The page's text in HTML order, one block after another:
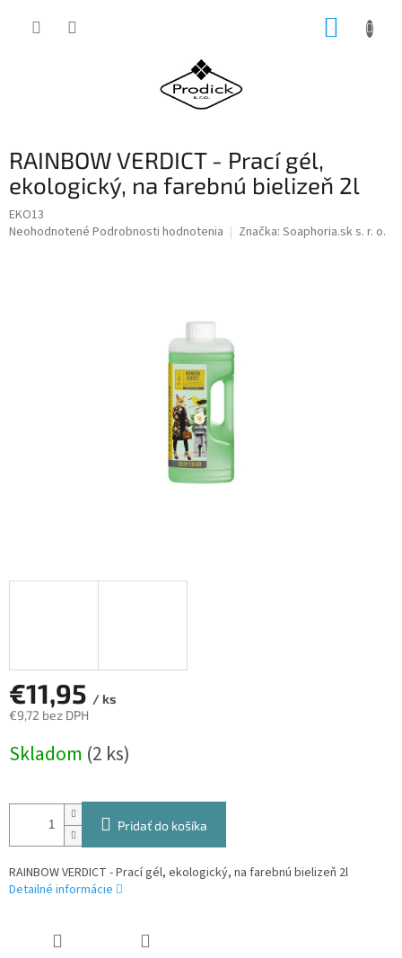
RAINBOW VERDICT - Prací gél,
ekologický, na farebnú bielizeň 2l
EKO13
Priemerné
Neohodnotené Podrobnosti hodnotenia Značka: Soaphoria.sk s. r. o.
€11,95 / ks
€9,72 bez DPH
cena:
Skladom (2 ks)
Pridať do košíka
RAINBOW VERDICT - Prací gél, ekologický, na farebnú bielizeň 2l
Detailné informácie